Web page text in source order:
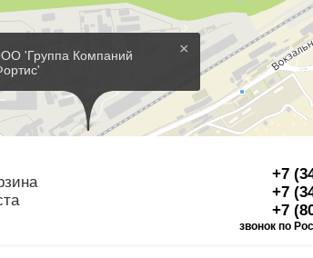
×
'Группа Компаний
+7
+7
+7
звонок по